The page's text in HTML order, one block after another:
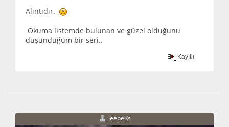
Alıntıdır.
Okuma listemde bulunan ve güzel olduğunu
düşündüğüm bir seri..
Kayıtlı
JeepeRs